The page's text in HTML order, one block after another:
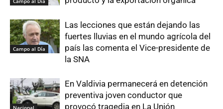
Campo al Día
Las lecciones que están dejando las
fuertes lluvias en el mundo agrícola del
país las comenta el Vice-presidente de
la SNA
En Valdivia permanecerá en detención
preventiva joven conductor que
provocó tragedia en La Unión